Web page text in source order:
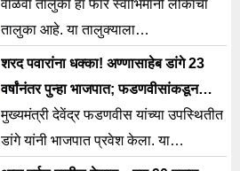
मार्मिक टोलेबाजी
वाळवा तालुका हा फार स्वाभिमानी लोकांचा
तालुका आहे. या तालुक्याला
स्वातंत्र्यसैनिकांची फार मोठी परंपरा आहे.
शरद पवारांना धक्का! अण्णासाहेब डांगे 23
वर्षांनंतर पुन्हा भाजपात; फडणवीसांकडून
आठवणींना उजाळा
मुख्यमंत्री देवेंद्र फडणवीस यांच्या उपस्थितीत
डांगे यांनी भाजपात प्रवेश केला. या
घडामोडीमुळे शरद पवार गटाला मोठा धक्का